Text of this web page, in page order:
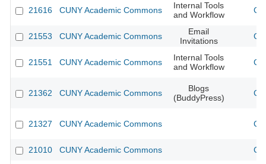
21616 CUNY Academic Commons
Internal Tools
and Workflow
21553 CUNY Academic Commons
Email
Invitations
21551 CUNY Academic Commons
Internal Tools
and Workflow
21362 CUNY Academic Commons
Blogs
(BuddyPress)
21327 CUNY Academic Commons
21010 CUNY Academic Commons